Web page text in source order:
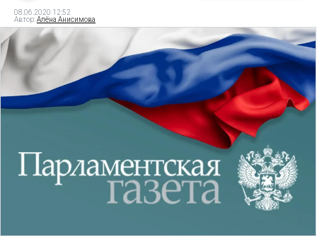
08.06.2020 12:52
Автор:Алёна Анисимова